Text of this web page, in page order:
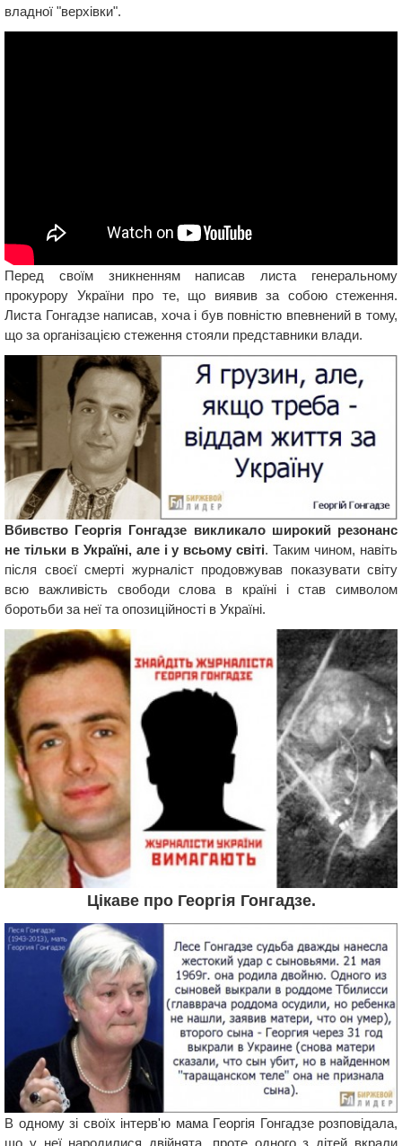
владної "верхівки".
Перед своїм зникненням написав листа генеральному
прокурору України про те, що виявив за собою стеження.
Листа Гонгадзе написав, хоча і був повністю впевнений в тому,
що за організацією стеження стояли представники влади.
Вбивство Георгія Гонгадзе викликало широкий резонанс
не тільки в Україні, але і у всьому світі. Таким чином, навіть
після своєї смерті журналіст продовжував показувати світу
всю важливість свободи слова в країні і став символом
боротьби за неї та опозиційності в Україні.
Цікаве про Георгія Гонгадзе.
В одному зі своїх інтерв'ю мама Георгія Гонгадзе розповідала,
що у неї народилися двійнята, проте одного з дітей вкрали